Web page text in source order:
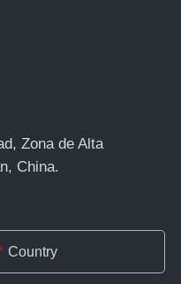
Zona de Alta
China.